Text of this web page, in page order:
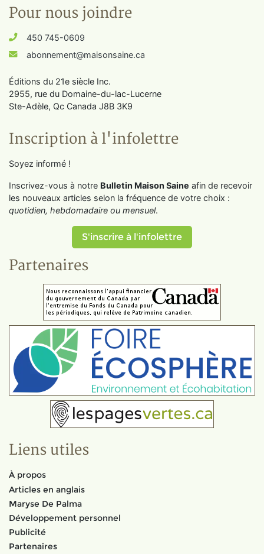
Pour nous joindre
450 745-0609
abonnement@maisonsaine.ca
Éditions du 21e siècle Inc.
2955, rue du Domaine-du-lac-Lucerne
Ste-Adèle, Qc Canada J8B 3K9
Inscription à l'infolettre
Soyez informé !
Inscrivez-vous à notre Bulletin Maison Saine afin de recevoir
les nouveaux articles selon la fréquence de votre choix :
quotidien, hebdomadaire ou mensuel.
S'inscrire à l'infolettre
Partenaires
Liens utiles
À propos
Articles en anglais
Maryse De Palma
Développement personnel
Publicité
Partenaires